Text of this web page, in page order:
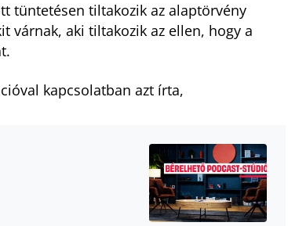
tüntetésen tiltakozik az alaptörvény
várnak, aki tiltakozik az ellen, hogy a
kapcsolatban azt írta,